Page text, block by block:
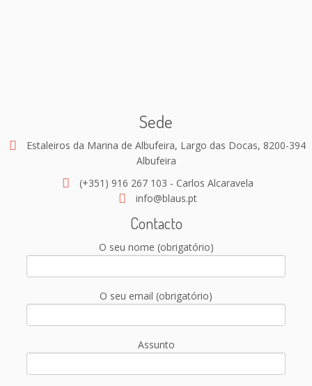
Sede
Estaleiros da Marina de Albufeira, Largo das Docas, 8200-394
Albufeira
(+351) 916 267 103 - Carlos Alcaravela
info@blaus.pt
Contacto
O seu nome (obrigatório)
O seu email (obrigatório)
Assunto